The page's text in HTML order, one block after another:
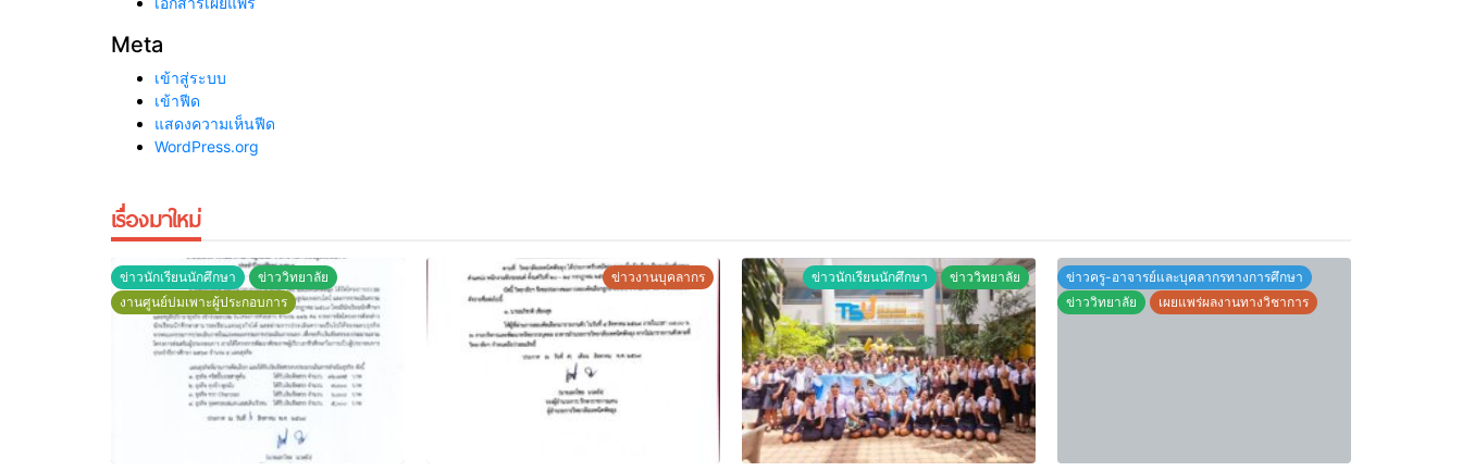
Meta
เข้าสู่ระบบ
เข้าฟีด
แสดงความเห็นฟีด
WordPress.org
เรื่องมาใหม่
ข่าวนักเรียนนักศึกษา
ข่าววิทยาลัย
งานศูนย์บ่มเพาะผู้ประกอบการ
ข่าวงานบุคลากร ข่าวนักเรียนนักศึกษา ข่าววิทยาลัย
ข่าวครู-อาจารย์และบุคลากรทางการศึกษา
ข่าววิทยาลัย
เผยแพร่ผลงานทางวิชาการ